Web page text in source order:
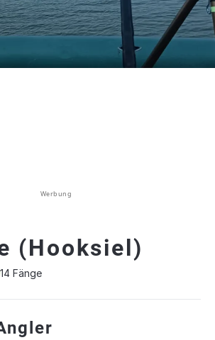
Werbung
(Hooksiel)
14 Fänge